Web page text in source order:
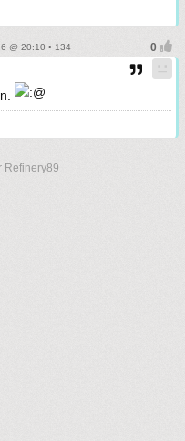
@ 20:10 • 134
Refinery89